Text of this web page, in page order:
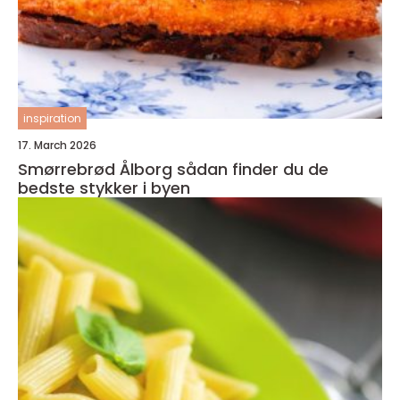
inspiration
17. March 2026
Smørrebrød Ålborg sådan finder du de
bedste stykker i byen